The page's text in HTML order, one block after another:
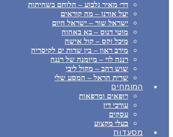
דר׳ מאיר גלבוע – הלוחם בשחיתות
יעל אורנן – מה קוראים
ישראל שור – ישראל היום
מוטי דנוס – בא באהוה
מיכל זקס – קול אישה
מירב ראון – בין שדות ים לקיסריה
רננה לוי – מיומנה של רננה
שוש רהב – מקול ליבי
שרית הראל – המסע שלי
המומחים
רופאים ומרפאות
עורכי דין
עסקים
בעלי מקצוע
מסעדות